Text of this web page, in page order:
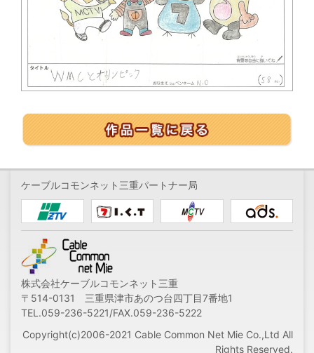
ケーブルコモンネット三重パートナー局
株式会社ケーブルコモンネット三重
〒514-0131 三重県津市あのつ台四丁目7番地1
TEL.059-236-5221/FAX.059-236-5222
Copyright(c)2006-2021 Cable Common Net Mie Co.,Ltd All
Rights Reserved.